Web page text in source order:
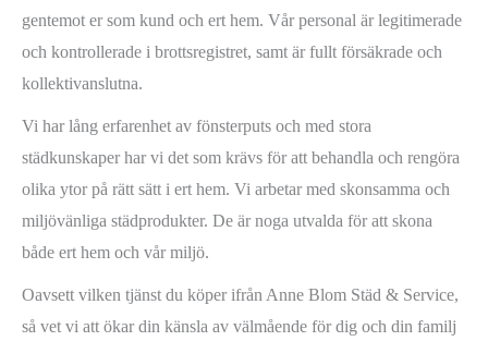
gentemot er som kund och ert hem. Vår personal är legitimerade
och kontrollerade i brottsregistret, samt är fullt försäkrade och
kollektivanslutna.
Vi har lång erfarenhet av fönsterputs och med stora
städkunskaper har vi det som krävs för att behandla och rengöra
olika ytor på rätt sätt i ert hem. Vi arbetar med skonsamma och
miljövänliga städprodukter. De är noga utvalda för att skona
både ert hem och vår miljö.
Oavsett vilken tjänst du köper ifrån Anne Blom Städ & Service,
så vet vi att ökar din känsla av välmående för dig och din familj